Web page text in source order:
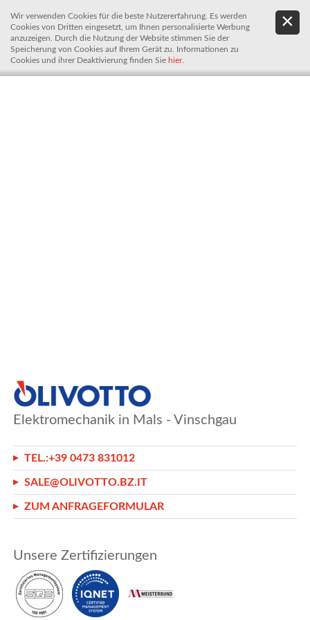
Wir verwenden Cookies für die beste Nutzererfahrung. Es werden
Cookies von Dritten eingesetzt, um Ihnen personalisierte Werbung
anzuzeigen. Durch die Nutzung der Website stimmen Sie der
Speicherung von Cookies auf Ihrem Gerät zu. Informationen zu
Cookies und ihrer Deaktivierung finden Sie hier.
De.It
Elektromechanik in Mals - Vinschgau
TEL.:+39 0473 831012
SALE@OLIVOTTO.BZ.IT
ZUM ANFRAGEFORMULAR
Unsere Zertifizierungen